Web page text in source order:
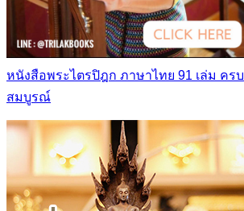
หนังสือพระไตรปิฎก ภาษาไทย 91 เล่ม ครบ
สมบูรณ์